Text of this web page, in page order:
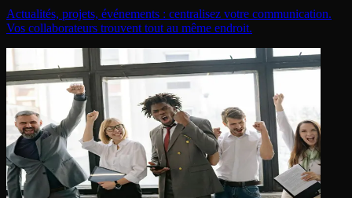
Actualités, projets, événements : centralisez votre communication.
Vos collaborateurs trouvent tout au même endroit.